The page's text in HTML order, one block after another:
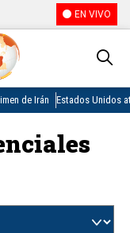
EN VIVO
de Irán Estados Unidos